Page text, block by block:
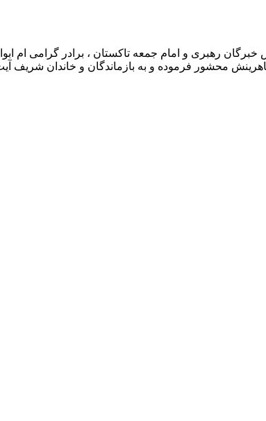
رهبری و امام جمعه تاکستان ، برادر گرامی ام
محشور فرموده و به بازماندگان و خاندان